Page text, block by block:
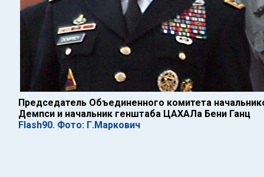
Председатель Объединенного комитета
Демпси и начальник генштаба ЦАХАЛа Бени Ганц
Flash90. Фото: Г.Маркович